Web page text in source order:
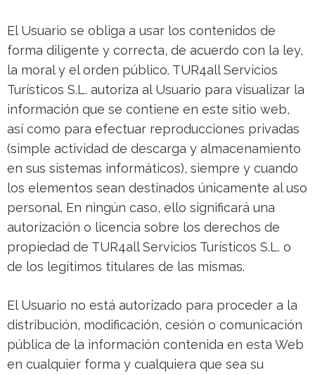
El Usuario se obliga a usar los contenidos de
forma diligente y correcta, de acuerdo con la ley,
la moral y el orden público. TUR4all Servicios
Turísticos S.L. autoriza al Usuario para visualizar la
información que se contiene en este sitio web,
así como para efectuar reproducciones privadas
(simple actividad de descarga y almacenamiento
en sus sistemas informáticos), siempre y cuando
los elementos sean destinados únicamente al uso
personal. En ningún caso, ello significará una
autorización o licencia sobre los derechos de
propiedad de TUR4all Servicios Turísticos S.L. o
de los legítimos titulares de las mismas.
El Usuario no está autorizado para proceder a la
distribución, modificación, cesión o comunicación
pública de la información contenida en esta Web
en cualquier forma y cualquiera que sea su